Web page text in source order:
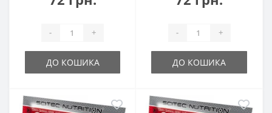
- +
ДО КОШИКА
- +
ДО КОШИКА